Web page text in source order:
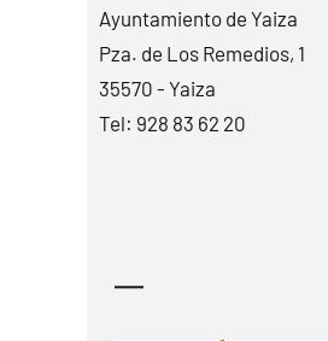
Ayuntamiento de Yaiza
Pza. de Los Remedios, 1
35570 - Yaiza
Tel: 928 83 62 20
—